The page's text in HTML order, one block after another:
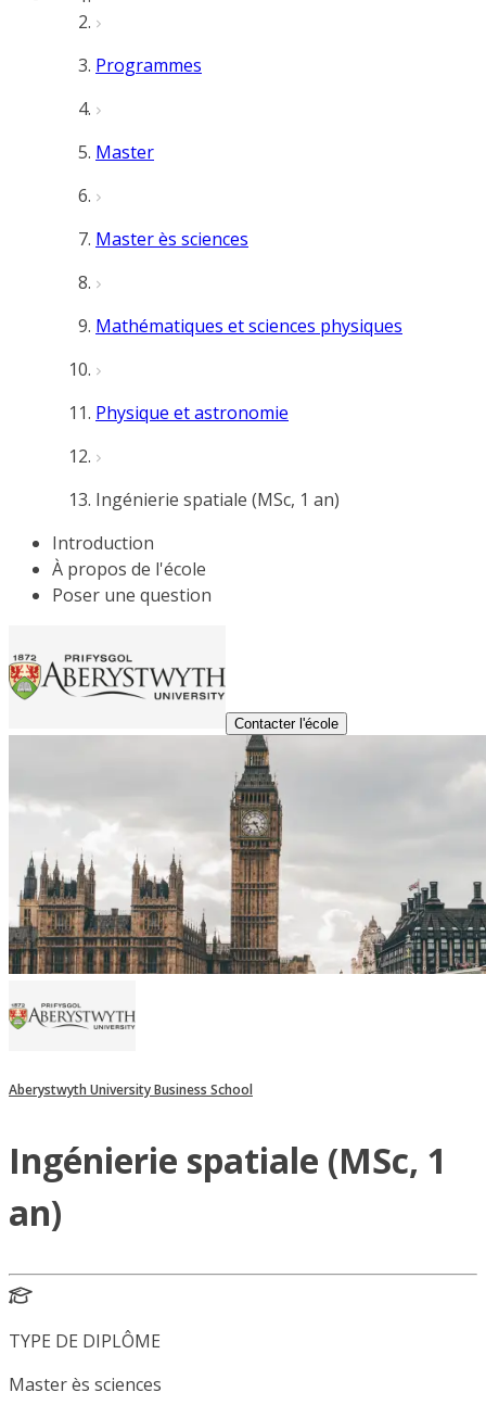
Programmes
Master
Master ès sciences
Mathématiques et sciences physiques
Physique et astronomie
Ingénierie spatiale (MSc, 1 an)
Introduction
À propos de l'école
Poser une question
Contacter l'école
Aberystwyth University Business School
Ingénierie spatiale (MSc, 1
an)
TYPE DE DIPLÔME
Master ès sciences